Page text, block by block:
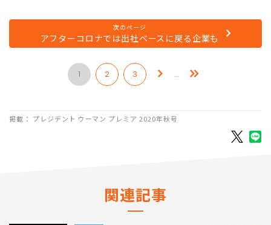
次のページ
アフターコロナでは出社ベースに戻る企業も
1 2 3 …
掲載： プレジデント ウーマン プレミア 2020年秋号
関連記事